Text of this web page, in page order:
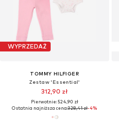
WYPRZEDAŻ
TOMMY HILFIGER
Zestaw 'Essential'
312,90 zł
Pierwotnie: 524,90 zł
Ostatnia najniższa cena:328,41 zł-4%